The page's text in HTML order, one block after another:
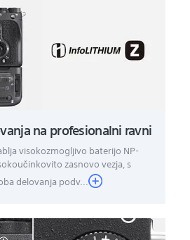
na profesionalni ravni
visokozmogljivo baterijo NP-
zasnovo vezja, s
delovanja podv...